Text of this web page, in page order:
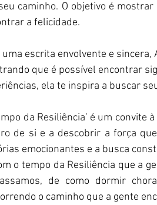
caminho. O objetivo é
a felicidade.
uma escrita envolvente e
que é possível encontrar
ela te inspira a buscar
da Resiliência’ é um
de si e a descobrir a força
emocionantes e a busca
o tempo da Resiliência que a
de como dormir
o caminho que a gente